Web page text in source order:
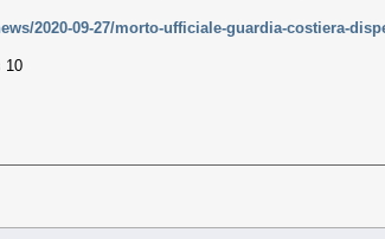
2020-09-27/morto-ufficiale-guardia-costiera-
10